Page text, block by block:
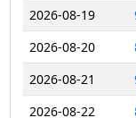
2026-08-19
2026-08-20
2026-08-21
2026-08-22